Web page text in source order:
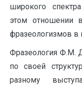
широкого
этом отношении
фразеологизмов в
Фразеология Ф.М.
по своей
разному